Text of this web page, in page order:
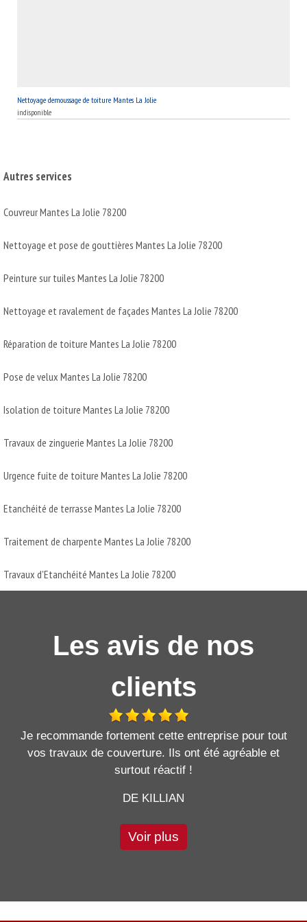
Nettoyage demoussage de toiture Mantes La Jolie
indisponible
Autres services
Couvreur Mantes La Jolie 78200
Nettoyage et pose de gouttières Mantes La Jolie 78200
Peinture sur tuiles Mantes La Jolie 78200
Nettoyage et ravalement de façades Mantes La Jolie 78200
Réparation de toiture Mantes La Jolie 78200
Pose de velux Mantes La Jolie 78200
Isolation de toiture Mantes La Jolie 78200
Travaux de zinguerie Mantes La Jolie 78200
Urgence fuite de toiture Mantes La Jolie 78200
Etanchéité de terrasse Mantes La Jolie 78200
Traitement de charpente Mantes La Jolie 78200
Travaux d'Etanchéité Mantes La Jolie 78200
Les avis de nos
clients
Je recommande fortement cette entreprise pour tout
vos travaux de couverture. Ils ont été agréable et
surtout réactif !
DE KILLIAN
Voir plus